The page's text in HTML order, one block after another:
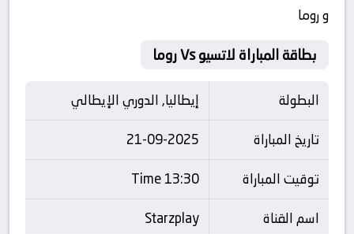
و روما
بطاقة المباراة لاتسيو Vs روما
البطولة
إيطاليا, الدوري الإيطالي
تاريخ المباراة
21-09-2025
توقيت المباراة
13:30 Time
اسم القناة
Starzplay